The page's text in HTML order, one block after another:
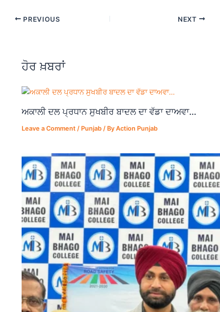
c
e
o
o
k
at
s
p
p
ar
e
PREVIOUS NEXT
ਹੋਰ ਖ਼ਬਰਾਂ
ਅਕਾਲੀ ਦਲ ਪ੍ਰਧਾਨ ਸੁਖਬੀਰ ਬਾਦਲ ਦਾ ਵੱਡਾ ਦਾਅਵਾ…
Leave a Comment / Punjab / ByAction Punjab